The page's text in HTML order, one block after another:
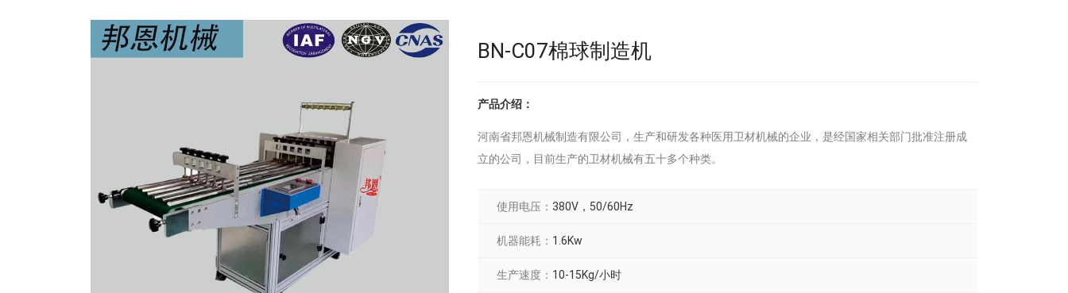
BN-C07棉球制造机
产品介绍：
河南省邦恩机械制造有限公司，生产和研发各种医用卫材机械的企业，是经国家相关部门批准注册成
立的公司，目前生产的卫材机械有五十多个种类。
使用电压： 380V，50/60Hz
机器能耗： 1.6Kw
生产速度： 10-15Kg/小时